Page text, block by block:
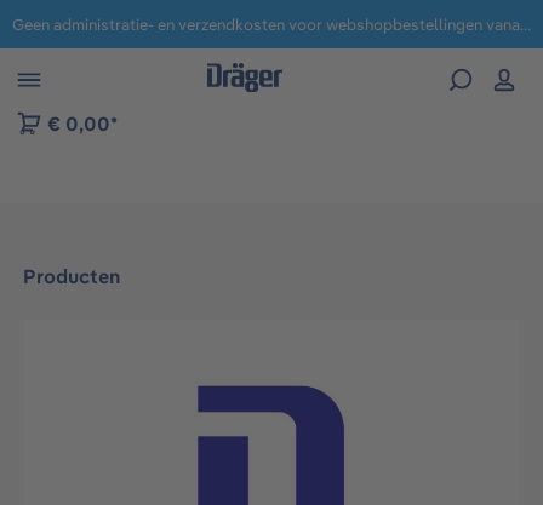
naar navigatie B2B-platform Geen administratie- en verzendkosten voor webshopbestellingen vanaf € 100,-.
€ 0,00*
Producten
Afbeeldingengalerij overslaan